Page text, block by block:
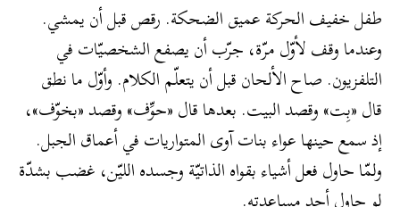
طفل خفيف الحركة عميق الضحكة. رقص قبل أن يمشي.
وعندما وقف لأوّل مرّة، جرّب أن يصفع الشخصيّات في
التلفزيون. صاح الألحان قبل أن يتعلّم الكلام. وأوّل ما نطق
قال «بِت» وقصد البيت. بعدها قال «حوِّف» وقصد «بخوّف»،
إذ سمع حينها عواء بنات آوى المتواريات في أعماق الجبل.
ولمّا حاول فعل أشياء بقواه الذاتيّة وجسده الليّن، غضب بشدّة